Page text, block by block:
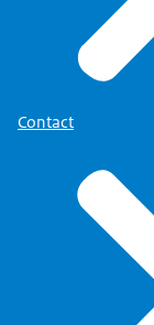
mp3
niet in
kranten,
prima
Mag het
Ja, dat
doen en
We
wel als
Contact